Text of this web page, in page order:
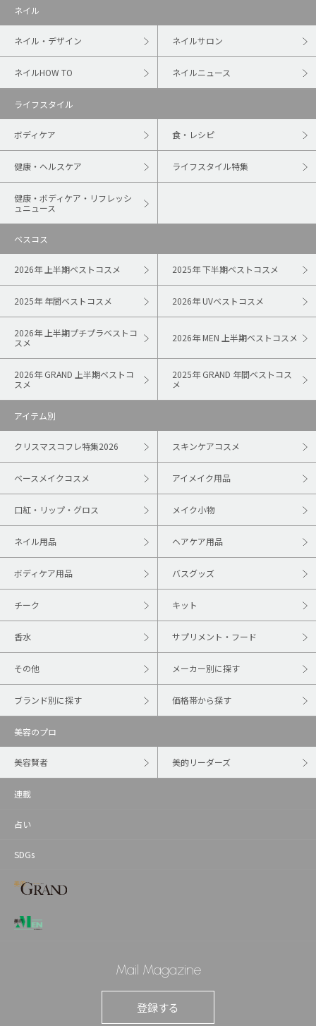
ネイル
ネイル・デザイン ネイルサロン
ネイルHOW TO ネイルニュース
ライフスタイル
ボディケア 食・レシピ
健康・ヘルスケア ライフスタイル特集
健康・ボディケア・リフレッシ
ュニュース
ベスコス
2026年 上半期ベストコスメ 2025年 下半期ベストコスメ
2025年 年間ベストコスメ 2026年 UVベストコスメ
2026年 上半期プチプラベストコ
スメ
2026年 MEN 上半期ベストコスメ
2026年 GRAND 上半期ベストコ
スメ
2025年 GRAND 年間ベストコス
メ
アイテム別
クリスマスコフレ特集2026 スキンケアコスメ
ベースメイクコスメ アイメイク用品
口紅・リップ・グロス メイク小物
ネイル用品 ヘアケア用品
ボディケア用品 バスグッズ
チーク キット
香水 サプリメント・フード
その他 メーカー別に探す
ブランド別に探す 価格帯から探す
美容のプロ
美容賢者 美的リーダーズ
連載
占い
SDGs
Mail Magazine
登録する